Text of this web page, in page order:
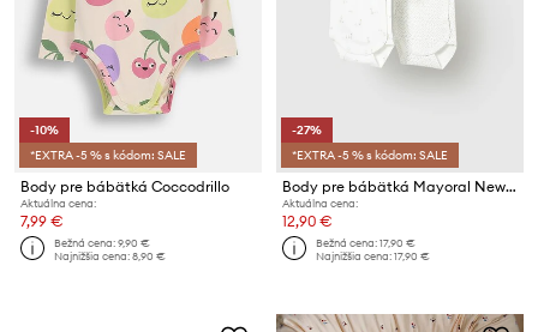
-10%
*EXTRA -5 % s kódom: SALE
Body pre bábätká Coccodrillo
Aktuálna cena:
7,99 €
Bežná cena:9,90 €
Najnižšia cena:8,90 €
-27%
*EXTRA -5 % s kódom: SALE
Body pre bábätká Mayoral Newborn 2-pak
Aktuálna cena:
12,90 €
Bežná cena:17,90 €
Najnižšia cena:17,90 €